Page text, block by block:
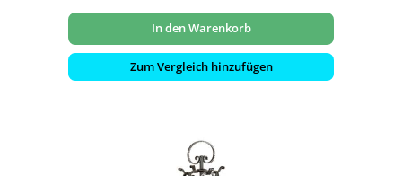
In den Warenkorb
Zum Vergleich hinzufügen